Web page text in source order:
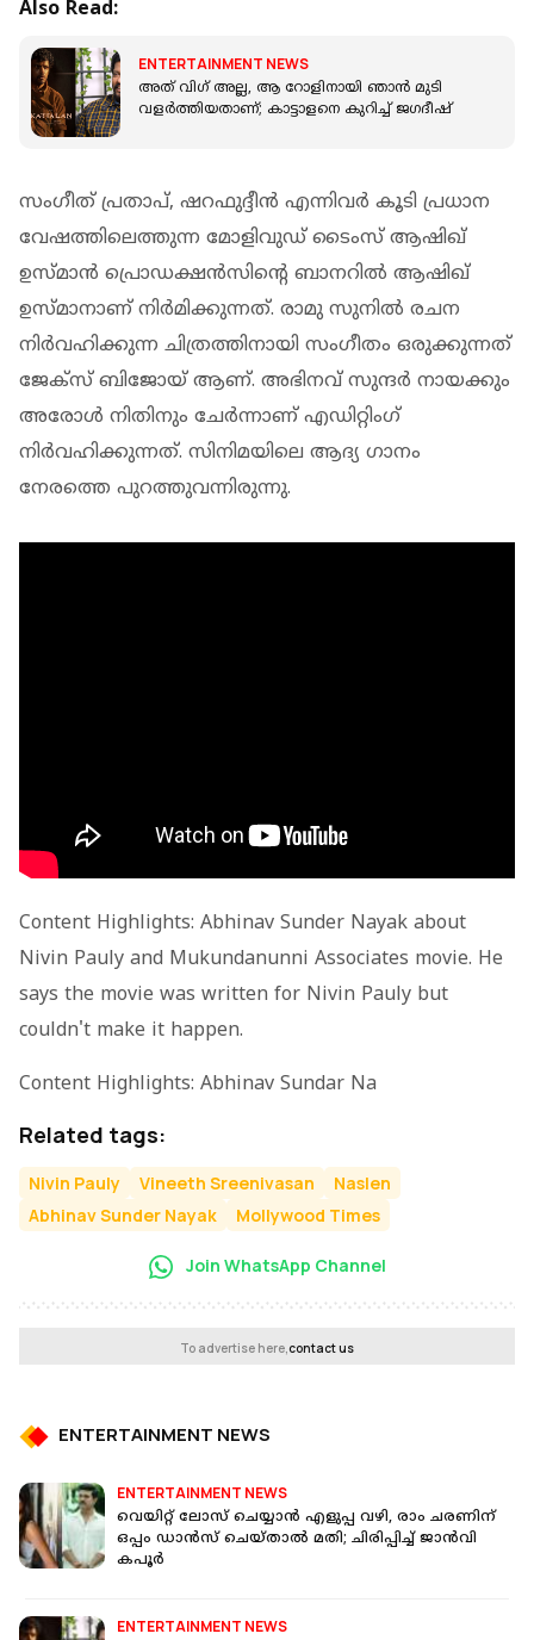
Also Read:
ENTERTAINMENT NEWS
അത് വിഗ് അല്ല, ആ റോളിനായി ഞാൻ മുടി
വളർത്തിയതാണ്; കാട്ടാളനെ കുറിച്ച് ജഗദീഷ്
സംഗീത് പ്രതാപ്, ഷറഫുദ്ദീൻ എന്നിവർ കൂടി പ്രധാന
വേഷത്തിലെത്തുന്ന മോളിവുഡ് ടൈംസ് ആഷിഖ്
ഉസ്മാൻ പ്രൊഡക്ഷൻസിന്റെ ബാനറിൽ ആഷിഖ്
ഉസ്മാനാണ് നിർമിക്കുന്നത്. രാമു സുനിൽ രചന
നിർവഹിക്കുന്ന ചിത്രത്തിനായി സംഗീതം ഒരുക്കുന്നത്
ജേക്‌സ് ബിജോയ് ആണ്. അഭിനവ് സുന്ദർ നായക്കും
അരോൾ നിതിനും ചേർന്നാണ് എഡിറ്റിംഗ്
നിർവഹിക്കുന്നത്. സിനിമയിലെ ആദ്യ ഗാനം
നേരത്തെ പുറത്തുവന്നിരുന്നു.
Content Highlights: Abhinav Sunder Nayak about
Nivin Pauly and Mukundanunni Associates movie. He
says the movie was written for Nivin Pauly but
couldn't make it happen.
Content Highlights: Abhinav Sundar Na
Related tags:
Nivin Pauly Vineeth Sreenivasan
Naslen
Abhinav Sunder Nayak
Mollywood Times
Join WhatsApp Channel
To advertise here,contact us
ENTERTAINMENT NEWS
ENTERTAINMENT NEWS
വെയിറ്റ് ലോസ് ചെയ്യാന്‍ എളുപ്പ വഴി, രാം ചരണിന്
ഒപ്പം ഡാൻസ് ചെയ്താൽ മതി; ചിരിപ്പിച്ച് ജാൻവി
കപൂർ
ENTERTAINMENT NEWS